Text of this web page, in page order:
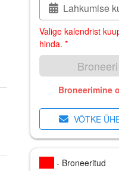
Lahkumise
Valige kalendrist
hinda. *
Broneerimine
VÕTKE
- Broneeritud